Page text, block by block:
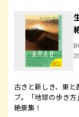
古きと新しき、東
ブ。「地球の歩き
絶景集！